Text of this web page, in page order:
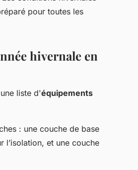
pour toutes les
hivernale en
liste d'équipements
: une couche de base
l’isolation, et une couche